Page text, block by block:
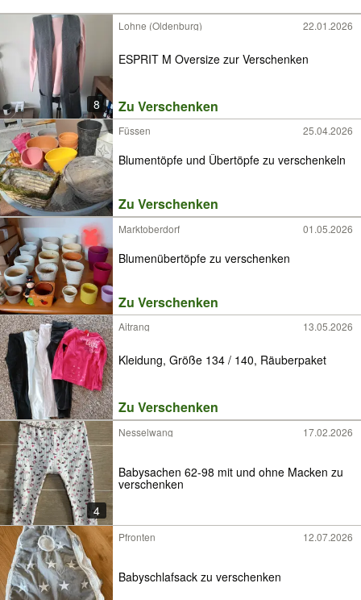
8
Lohne (Oldenburg) 22.01.2026
ESPRIT M Oversize zur Verschenken
Zu Verschenken
Füssen 25.04.2026
Blumentöpfe und Übertöpfe zu verschenkeln
Zu Verschenken
Marktoberdorf 01.05.2026
Blumenübertöpfe zu verschenken
Zu Verschenken
Aitrang 13.05.2026
Kleidung, Größe 134 / 140, Räuberpaket
Zu Verschenken
4
Nesselwang 17.02.2026
Babysachen 62-98 mit und ohne Macken zu
verschenken
Pfronten 12.07.2026
Babyschlafsack zu verschenken